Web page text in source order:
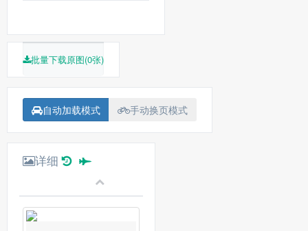
批量下载原图(0张)
自动加载模式 手动换页模式
详细